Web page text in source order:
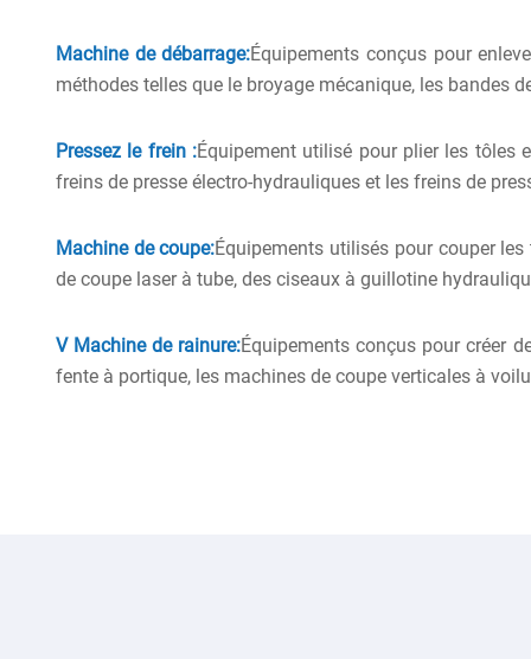
Machine de débarrage:Équipements conçus pour
méthodes telles que le broyage mécanique, les bandes
Pressez le frein :Équipement utilisé pour plier les tôles
freins de presse électro-hydrauliques et les freins de
Machine de coupe:Équipements utilisés pour couper
de coupe laser à tube, des ciseaux à guillotine
V Machine de rainure:Équipements conçus pour créer
fente à portique, les machines de coupe verticales à